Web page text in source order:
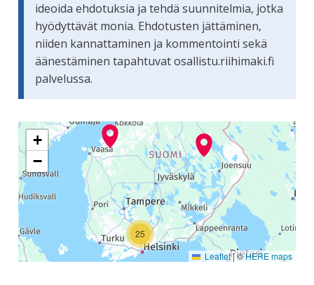
ideoida ehdotuksia ja tehdä suunnitelmia, jotka
hyödyttävät monia. Ehdotusten jättäminen,
niiden kannattaminen ja kommentointi sekä
äänestäminen tapahtuvat osallistu.riihimaki.fi
palvelussa.
Seuraavassa elementissä on kartta, joka esittää
25
+
−
Leaflet|©HERE maps